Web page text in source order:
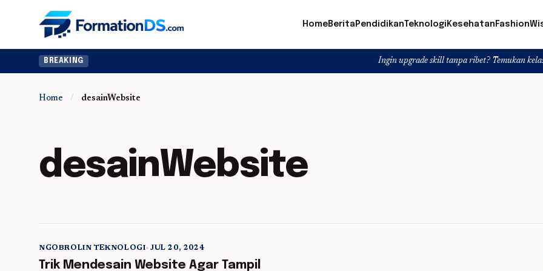
HomeBerita PendidikanTeknologi Kesehatan Fashion
BREAKING Ingin upgrade skill tanpa ribet? Temukan kelas seru
Home / desainWebsite
desainWebsite
5 min read
NGOBROLIN TEKNOLOGI• JUL 20, 2024
Trik Mendesain Website Agar Tampil